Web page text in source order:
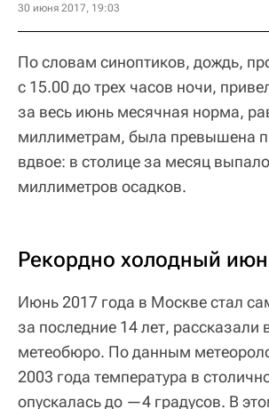
30 июня 2017, 19:03
По словам синоптиков, дождь,
с 15.00 до трех часов ночи,
за весь июнь месячная норма,
миллиметрам, была превышена
вдвое: в столице за месяц
миллиметров осадков.
Рекордно холодный
Июнь 2017 года в Москве стал
за последние 14 лет, рассказали
метеобюро. По данным
2003 года температура в
опускалась до —4 градусов. В